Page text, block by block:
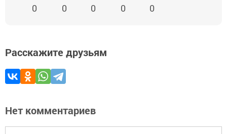
0 0 0 0 0
Расскажите друзьям
Нет комментариев